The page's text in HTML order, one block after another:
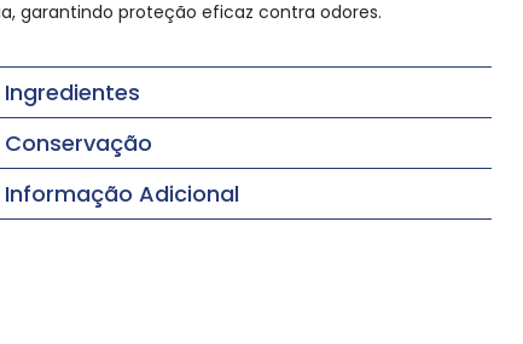
garantindo proteção eficaz contra odores.
Ingredientes
Conservação
Informação Adicional